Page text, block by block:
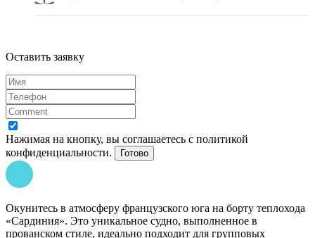
Оставить заявку
Нажимая на кнопку, вы соглашаетесь с политикой
конфиденциальности.
Готово
Окунитесь в атмосферу французского юга на борту теплохода
«Сардиния». Это уникальное судно, выполненное в
прованском стиле, идеально подходит для групповых